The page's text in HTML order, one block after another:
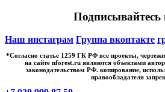
Подписывайтесь
Наш инстаграм Группа вконтакте
*Cогласно статье 1259 ГК РФ все проекты,
на сайте nforest.ru являются объектами
законодательством РФ. копирование,
правообладателя